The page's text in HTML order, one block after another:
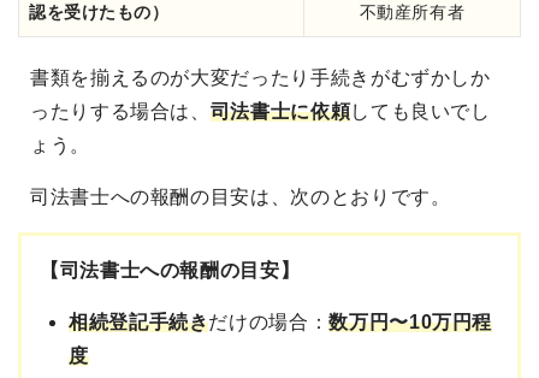
認を受けたもの）
不動産所有者
書類を揃えるのが大変だったり手続きがむずかしか
ったりする場合は、 司法書士に依頼しても良いでし
ょう 。
司法書士への報酬の目安は、次のとおりです。
【司法書士への報酬の目安】
相続登記手続きだけの場合：数万円〜10万円程
度